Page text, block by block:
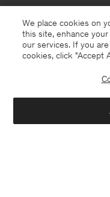
France Deutsch
We place cookies on
this site, enhance
our services. If you
cookies, click "Accept